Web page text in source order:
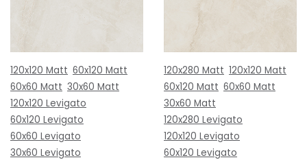
120x120 Matt 60x120 Matt
60x60 Matt 30x60 Matt
120x120 Levigato
60x120 Levigato
60x60 Levigato
30x60 Levigato
120x280 Matt 120x120 Matt
60x120 Matt 60x60 Matt
30x60 Matt
120x280 Levigato
120x120 Levigato
60x120 Levigato